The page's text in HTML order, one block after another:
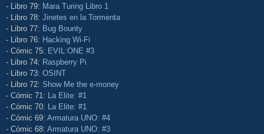
- Libro 79: Mara Turing Libro 1
- Libro 78: Jinetes en la Tormenta
- Libro 77: Bug Bounty
- Libro 76: Hacking Wi-Fi
- Cómic 75: EVIL:ONE #3
- Libro 74: Raspberry Pi
- Libro 73: OSINT
- Libro 72: Show Me the e-money
- Cómic 71: La Elite: #1
- Cómic 70: La Elite: #1
- Cómic 69: Armatura UNO: #4
- Cómic 68: Armatura UNO: #3